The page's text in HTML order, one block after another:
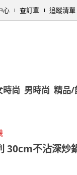
心 查訂單 追蹤清單
時尚 男時尚 精品/
30cm不沾深炒